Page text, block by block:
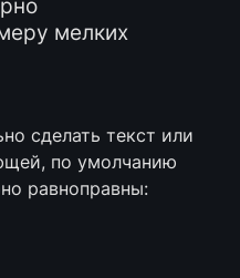
мелких
сделать текст или
по умолчанию
равноправны: